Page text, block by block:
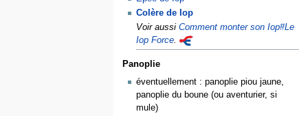
Colère de Iop
Voir aussiComment monter son Iop#Le
Iop Force.
Panoplie
éventuellement : panoplie piou jaune,
panoplie du boune (ou aventurier, si
mule)